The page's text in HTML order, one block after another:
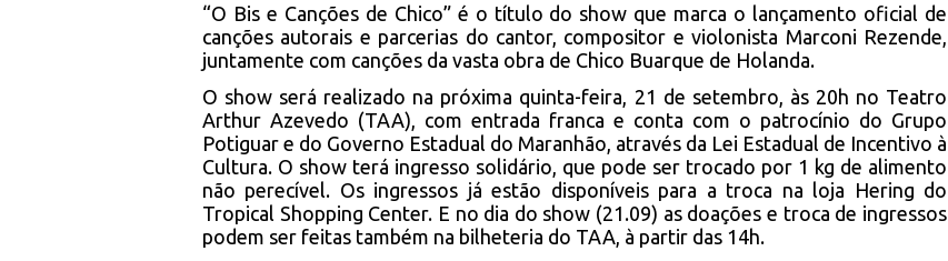
“O Bis e Canções de Chico” é o título do show que marca o lançamento oficial de
canções autorais e parcerias do cantor, compositor e violonista Marconi Rezende,
juntamente com canções da vasta obra de Chico Buarque de Holanda.
O show será realizado na próxima quinta-feira, 21 de setembro, às 20h no Teatro
Arthur Azevedo (TAA), com entrada franca e conta com o patrocínio do Grupo
Potiguar e do Governo Estadual do Maranhão, através da Lei Estadual de Incentivo à
Cultura. O show terá ingresso solidário, que pode ser trocado por 1 kg de alimento
não perecível. Os ingressos já estão disponíveis para a troca na loja Hering do
Tropical Shopping Center. E no dia do show (21.09) as doações e troca de ingressos
podem ser feitas também na bilheteria do TAA, à partir das 14h.